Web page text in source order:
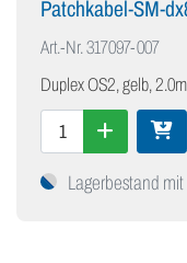
Patchkabel-SM-
Art.-Nr.317097-007
Duplex OS2, gelb,
Lagerbestand mit